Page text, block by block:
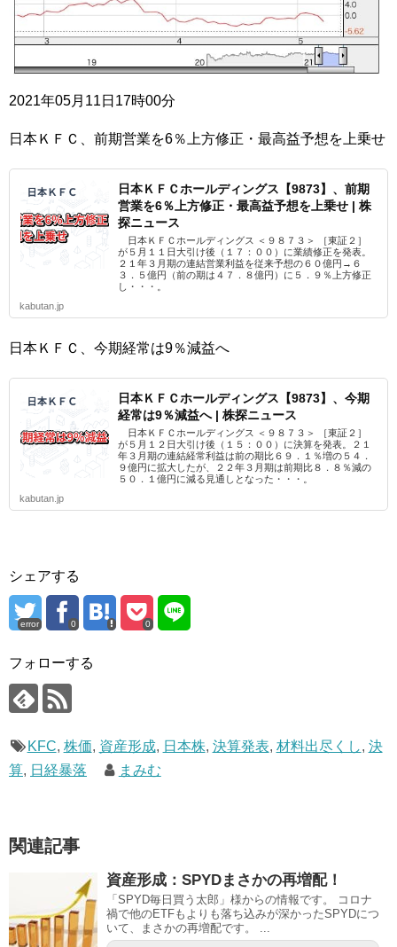
2021年05月11日17時00分
日本ＫＦＣ、前期営業を6％上方修正・最高益予想を上乗せ
日本ＫＦＣホールディングス【9873】、前期
営業を6％上方修正・最高益予想を上乗せ | 株
探ニュース
日本ＫＦＣホールディングス ＜９８７３＞ ［東証２］
が５月１１日大引け後（１７：００）に業績修正を発表。
２１年３月期の連結営業利益を従来予想の６０億円→６
３．５億円（前の期は４７．８億円）に５．９％上方修正
し・・・。
kabutan.jp
日本ＫＦＣ、今期経常は9％減益へ
日本ＫＦＣホールディングス【9873】、今期
経常は9％減益へ | 株探ニュース
日本ＫＦＣホールディングス ＜９８７３＞ ［東証２］
が５月１２日大引け後（１５：００）に決算を発表。２１
年３月期の連結経常利益は前の期比６９．１％増の５４．
９億円に拡大したが、２２年３月期は前期比８．８％減の
５０．１億円に減る見通しとなった・・・。
kabutan.jp
シェアする
error 0 0
フォローする
KFC, 株価, 資産形成, 日本株, 決算発表, 材料出尽くし, 決
算, 日経暴落 まみむ
関連記事
資産形成：SPYDまさかの再増配！
「SPYD毎日買う太郎」様からの情報です。 コロナ
禍で他のETFもよりも落ち込みが深かったSPYDにつ
いて、まさかの再増配です。 ...